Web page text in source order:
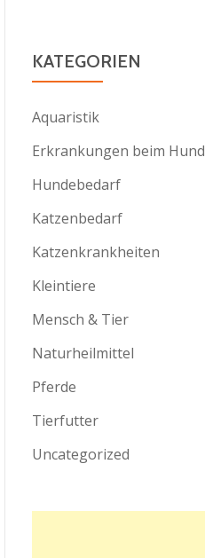
KATEGORIEN
Aquaristik
Erkrankungen beim Hund
Hundebedarf
Katzenbedarf
Katzenkrankheiten
Kleintiere
Mensch & Tier
Naturheilmittel
Pferde
Tierfutter
Uncategorized